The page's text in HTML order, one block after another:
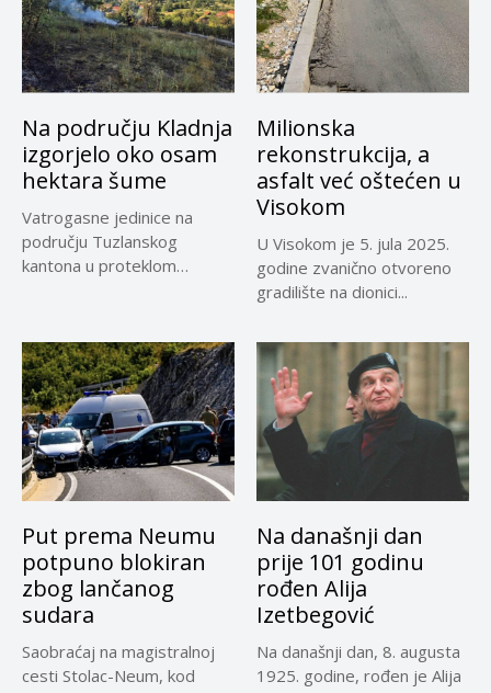
Na području Kladnja
izgorjelo oko osam
hektara šume
Vatrogasne jedinice na
području Tuzlanskog
kantona u proteklom
Milionska
rekonstrukcija, a
asfalt već oštećen u
Visokom
U Visokom je 5. jula 2025.
godine zvanično otvoreno
gradilište na dionici...
Put prema Neumu
potpuno blokiran
zbog lančanog
sudara
Saobraćaj na magistralnoj
cesti Stolac-Neum, kod
Na današnji dan
prije 101 godinu
rođen Alija
Izetbegović
Na današnji dan, 8. augusta
1925. godine, rođen je Alija